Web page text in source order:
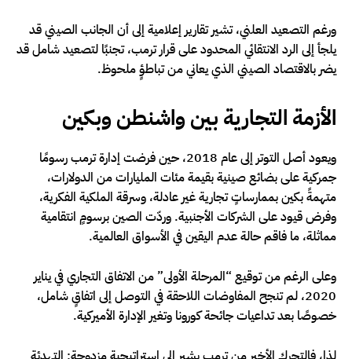
ورغم التصعيد العلني، تشير تقارير إعلامية إلى أن الجانب الصيني قد
يلجأ إلى الرد الانتقائي المحدود على قرار ترمب، تجنبًا لتصعيد شامل قد
يضر بالاقتصاد الصيني الذي يعاني من تباطؤٍ ملحوظ.
الأزمة التجارية بين واشنطن وبكين
ويعود أصل التوتر إلى عام 2018، حين فرضت إدارة ترمب رسومًا
جمركية على بضائع صينية بقيمة مئات المليارات من الدولارات،
متهمةً بكين بممارساتٍ تجارية غير عادلة، وسرقة الملكية الفكرية،
وفرض قيود على الشركات الأجنبية. وردّت الصين برسومٍ انتقامية
مماثلة، ما فاقم حالة عدم اليقين في الأسواق العالمية.
وعلى الرغم من توقيع “المرحلة الأولى” من الاتفاق التجاري في يناير
2020، لم تنجح المفاوضات اللاحقة في التوصل إلى اتفاقٍ شامل،
خصوصًا بعد تداعيات جائحة كورونا وتغير الإدارة الأميركية.